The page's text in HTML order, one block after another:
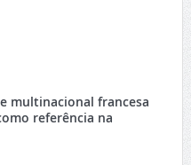
multinacional francesa
referência na